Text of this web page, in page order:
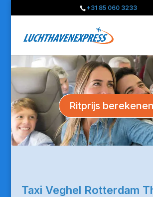
+31 85 060 3233
Ritprijs berekenen
Taxi Veghel Rotterdam